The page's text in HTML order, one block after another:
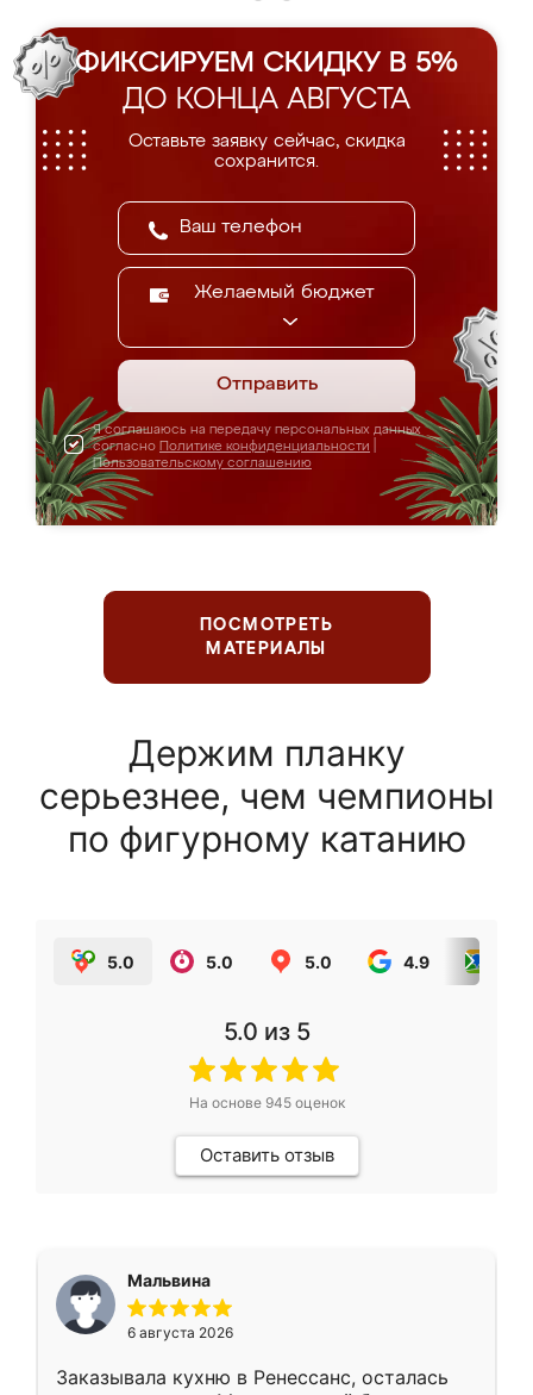
ФИКСИРУЕМ СКИДКУ В 5%
ДО КОНЦА АВГУСТА
Оставьте заявку сейчас, скидка
сохранится.
Желаемый бюджет
Отправить
Я соглашаюсь на передачу персональных данных
согласно Политике конфиденциальности
Пользовательскому соглашению
ПОСМОТРЕТЬ
МАТЕРИАЛЫ
Держим планку
серьезнее, чем чемпионы
по фигурному катанию
5.0 5.0 5.0 4.9
5.0 из 5
На основе 945оценок
Оставить отзыв
Мальвина
6 августа 2026
Заказывала кухню в Ренессанс, осталась